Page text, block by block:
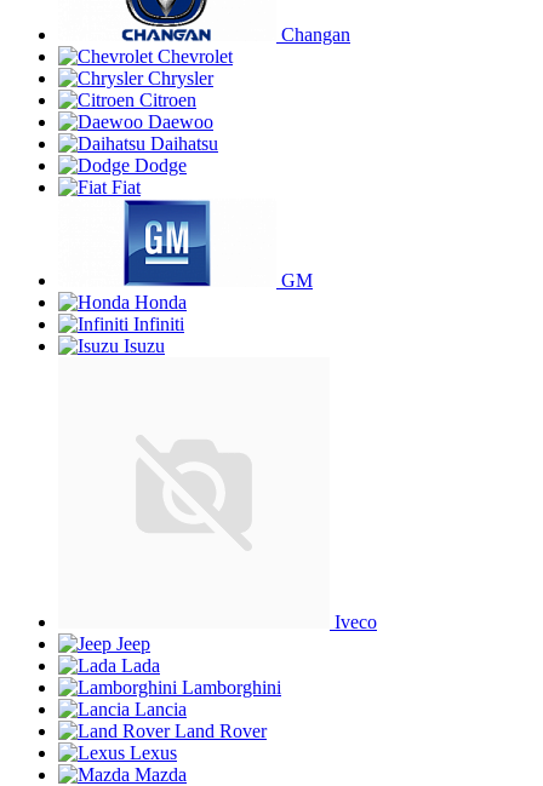
Changan
Chevrolet
Chrysler
Citroen
Daewoo
Daihatsu
Dodge
Fiat
GM
Honda
Infiniti
Isuzu
Iveco
Jeep
Lada
Lamborghini
Lancia
Land Rover
Lexus
Mazda